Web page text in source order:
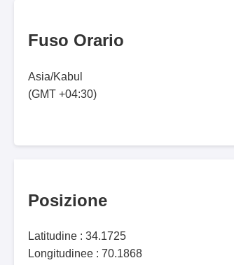
Fuso Orario
Asia/Kabul
(GMT +04:30)
Posizione
Latitudine : 34.1725
Longitudinee : 70.1868